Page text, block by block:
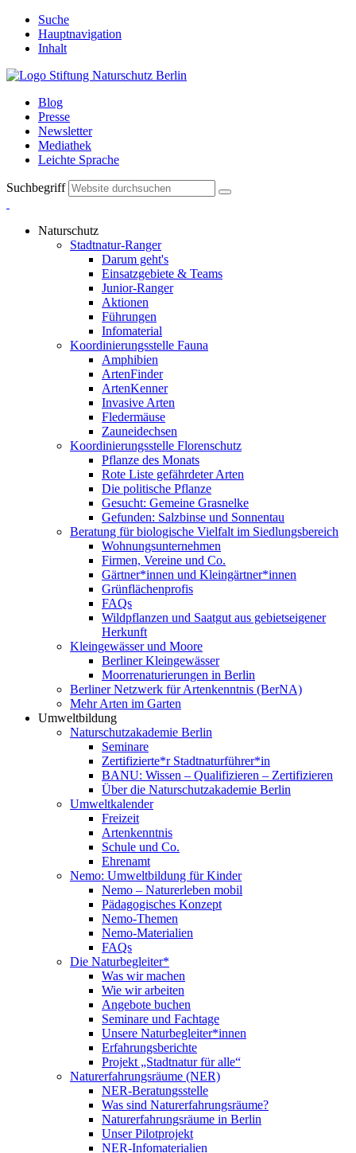
Suche
Hauptnavigation
Inhalt
Blog
Presse
Newsletter
Mediathek
Leichte Sprache
Suchbegriff
Naturschutz
Stadtnatur-Ranger
Darum geht's
Einsatzgebiete & Teams
Junior-Ranger
Aktionen
Führungen
Infomaterial
Koordinierungsstelle Fauna
Amphibien
ArtenFinder
ArtenKenner
Invasive Arten
Fledermäuse
Zauneidechsen
Koordinierungsstelle Florenschutz
Pflanze des Monats
Rote Liste gefährdeter Arten
Die politische Pflanze
Gesucht: Gemeine Grasnelke
Gefunden: Salzbinse und Sonnentau
Beratung für biologische Vielfalt im Siedlungsbereich
Wohnungsunternehmen
Firmen, Vereine und Co.
Gärtner*innen und Kleingärtner*innen
Grünflächenprofis
FAQs
Wildpflanzen und Saatgut aus gebietseigener
Herkunft
Kleingewässer und Moore
Berliner Kleingewässer
Moorrenaturierungen in Berlin
Berliner Netzwerk für Artenkenntnis (BerNA)
Mehr Arten im Garten
Umweltbildung
Naturschutzakademie Berlin
Seminare
Zertifizierte*r Stadtnaturführer*in
BANU: Wissen – Qualifizieren – Zertifizieren
Über die Naturschutzakademie Berlin
Umweltkalender
Freizeit
Artenkenntnis
Schule und Co.
Ehrenamt
Nemo: Umweltbildung für Kinder
Nemo – Naturerleben mobil
Pädagogisches Konzept
Nemo-Themen
Nemo-Materialien
FAQs
Die Naturbegleiter*
Was wir machen
Wie wir arbeiten
Angebote buchen
Seminare und Fachtage
Unsere Naturbegleiter*innen
Erfahrungsberichte
Projekt „Stadtnatur für alle“
Naturerfahrungsräume (NER)
NER-Beratungsstelle
Was sind Naturerfahrungsräume?
Naturerfahrungsräume in Berlin
Unser Pilotprojekt
NER-Infomaterialien